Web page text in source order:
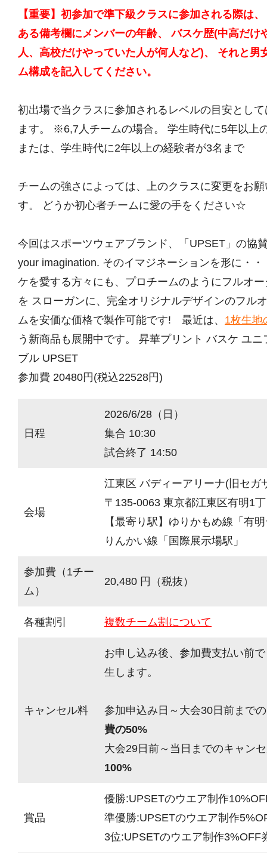
【重要】初参加で準下級クラスに参加される際は
ある備考欄にメンバーの年齢、 バスケ歴(中高だけ
人、高校だけやっていた人が何人など)、 それと男
ム構成を記入してください。
初出場で当クラスに参加されるレベルの目安とし
ます。 ※6,7人チームの場合。 学生時代に5年以上
または、学生時代に2年以上の経験者が3名まで
チームの強さによっては、上のクラスに変更をお
す。 どうか初心者チームに愛の手をください☆
今回はスポーツウェアブランド、「UPSET」の協
your imagination. そのイマジネーションを形に・・
ケを愛する方々にも、プロチームのようにフルオ
を スローガンに、完全オリジナルデザインのフル
ムを安価な価格で製作可能です! 最近は、 1枚生地
う新商品も展開中です。 昇華プリント バスケ ユ
ブル UPSET
参加費 20480円(税込22528円)
日程
2026/6/28（日）
集合 10:30
試合終了 14:50
会場
江東区 バディーアリーナ(旧セガ
〒135-0063 東京都江東区有明1
【最寄り駅】ゆりかもめ線「有
りんかい線「国際展示場駅」
参加費（1チー
ム）
20,480 円（税抜）
各種割引 複数チーム割について
キャンセル料
お申し込み後、参加費支払い前
生します。
参加申込み日～大会30日前まで
費の50%
大会29日前～当日までのキャン
100%
賞品
優勝:UPSETのウエア制作
準優勝:UPSETのウエア制作
3位:UPSETのウエア制作3%OFF